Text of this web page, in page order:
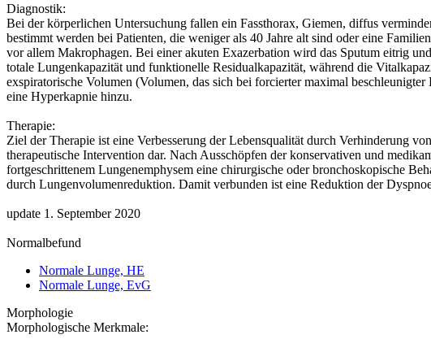
Diagnostik:
Bei der körperlichen Untersuchung fallen ein Fassthorax, Giemen, diffus
bestimmt werden bei Patienten, die weniger als 40 Jahre alt sind oder eine
vor allem Makrophagen. Bei einer akuten Exazerbation wird das Sputum eitrig
totale Lungenkapazität und funktionelle Residualkapazität, während die
exspiratorische Volumen (Volumen, das sich bei forcierter maximal
eine Hyperkapnie hinzu.
Therapie:
Ziel der Therapie ist eine Verbesserung der Lebensqualität durch Verhinderung
therapeutische Intervention dar. Nach Ausschöpfen der konservativen und
fortgeschrittenem Lungenemphysem eine chirurgische oder bronchoskopische
durch Lungenvolumenreduktion. Damit verbunden ist eine Reduktion der
update 1. September 2020
Normalbefund
Normale Lunge, HE
Normale Lunge, EvG
Morphologie
Morphologische Merkmale: